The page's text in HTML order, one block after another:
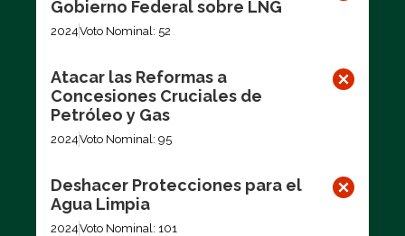
Gobierno Federal sobre LNG
2024Voto Nominal: 52
Atacar las Reformas a
Concesiones Cruciales de
Petróleo y Gas
2024Voto Nominal: 95
Deshacer Protecciones para el
Agua Limpia
2024Voto Nominal: 101